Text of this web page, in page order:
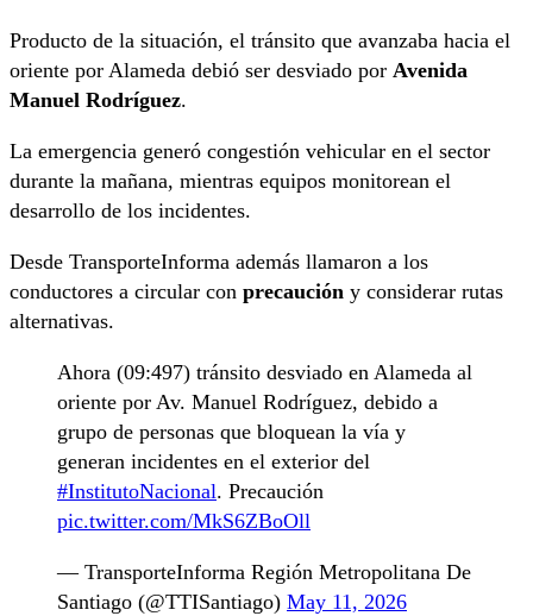
Producto de la situación, el tránsito que avanzaba hacia el
oriente por Alameda debió ser desviado por Avenida
Manuel Rodríguez.
La emergencia generó congestión vehicular en el sector
durante la mañana, mientras equipos monitorean el
desarrollo de los incidentes.
Desde TransporteInforma además llamaron a los
conductores a circular con precaución y considerar rutas
alternativas.
Ahora (09:497) tránsito desviado en Alameda al
oriente por Av. Manuel Rodríguez, debido a
grupo de personas que bloquean la vía y
generan incidentes en el exterior del
#InstitutoNacional. Precaución
pic.twitter.com/MkS6ZBoOll
— TransporteInforma Región Metropolitana De
Santiago (@TTISantiago) May 11, 2026